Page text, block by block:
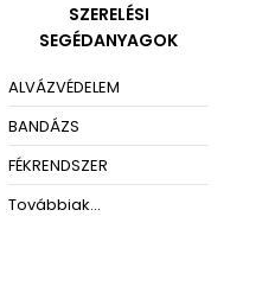
SZERELÉSI
SEGÉDANYAGOK
ALVÁZVÉDELEM
BANDÁZS
FÉKRENDSZER
Továbbiak...